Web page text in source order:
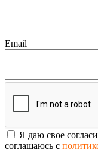
Email
Я даю свое
соглашаюсь с